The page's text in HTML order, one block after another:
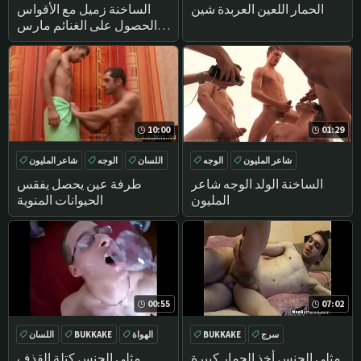
الساخنة زميل مع الأقواس
الحصول على الغنائم مارس
الجنس
المجموعة الحمار اللعين العربدة شين
تحول جنسي
10:00
طرفة عين يحصل يفقس
الحيوانات المنوية
شاعر المليون الوجه
اللسان
BUKKAKE
01:29
الساخنة الولد الوجه شاعر
المليون
الوجه
شاعر المليون
BUKKAKE
اليورو
00:55
مثلي الجنس كتلة القذف
اللسان BUKKAKE
الهواة
الوجه
07:02
مثلي الجنس أخذ الحمار كبيرة
BUKKAKE سرج